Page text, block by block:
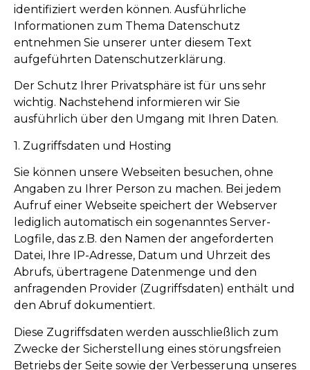
identifiziert werden können. Ausführliche
Informationen zum Thema Datenschutz
entnehmen Sie unserer unter diesem Text
aufgeführten Datenschutzerklärung.
Der Schutz Ihrer Privatsphäre ist für uns sehr
wichtig. Nachstehend informieren wir Sie
ausführlich über den Umgang mit Ihren Daten.
1. Zugriffsdaten und Hosting
Sie können unsere Webseiten besuchen, ohne
Angaben zu Ihrer Person zu machen. Bei jedem
Aufruf einer Webseite speichert der Webserver
lediglich automatisch ein sogenanntes Server-
Logfile, das z.B. den Namen der angeforderten
Datei, Ihre IP-Adresse, Datum und Uhrzeit des
Abrufs, übertragene Datenmenge und den
anfragenden Provider (Zugriffsdaten) enthält und
den Abruf dokumentiert.
Diese Zugriffsdaten werden ausschließlich zum
Zwecke der Sicherstellung eines störungsfreien
Betriebs der Seite sowie der Verbesserung unseres